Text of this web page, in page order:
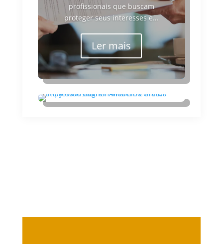
profissionais que buscam
proteger seus interesses e…
Ler mais